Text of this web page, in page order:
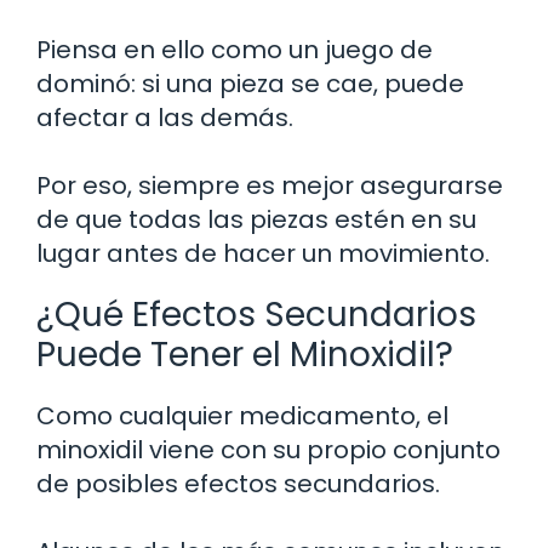
Piensa en ello como un juego de
dominó: si una pieza se cae, puede
afectar a las demás.
Por eso, siempre es mejor asegurarse
de que todas las piezas estén en su
lugar antes de hacer un movimiento.
¿Qué Efectos Secundarios
Puede Tener el Minoxidil?
Como cualquier medicamento, el
minoxidil viene con su propio conjunto
de posibles efectos secundarios.